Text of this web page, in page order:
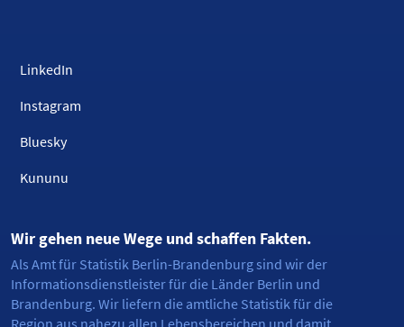
LinkedIn
Instagram
Bluesky
Kununu
Wir gehen neue Wege und schaffen Fakten.
Als Amt für Statistik Berlin-Brandenburg sind wir der
Informationsdienstleister für die Länder Berlin und
Brandenburg. Wir liefern die amtliche Statistik für die
Region aus nahezu allen Lebensbereichen und damit